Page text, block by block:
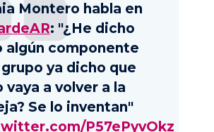
Montero habla en
: "¿He dicho
algún componente
ya dicho que
vaya a volver a la
Se lo inventan"
P57ePyvOkz